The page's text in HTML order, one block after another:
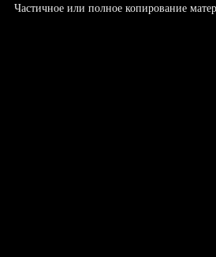
Частичное или полное копирование